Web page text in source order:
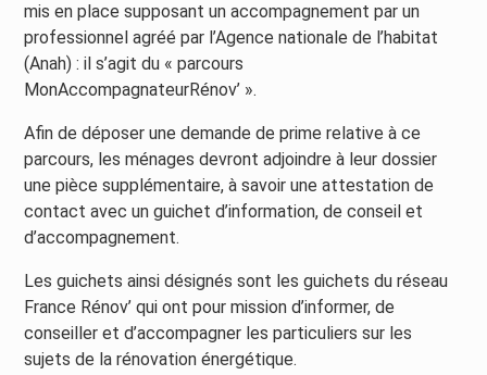
mis en place supposant un accompagnement par un
professionnel agréé par l’Agence nationale de l’habitat
(Anah) : il s’agit du « parcours
MonAccompagnateurRénov’ ».
Afin de déposer une demande de prime relative à ce
parcours, les ménages devront adjoindre à leur dossier
une pièce supplémentaire, à savoir une attestation de
contact avec un guichet d’information, de conseil et
d’accompagnement.
Les guichets ainsi désignés sont les guichets du réseau
France Rénov’ qui ont pour mission d’informer, de
conseiller et d’accompagner les particuliers sur les
sujets de la rénovation énergétique.